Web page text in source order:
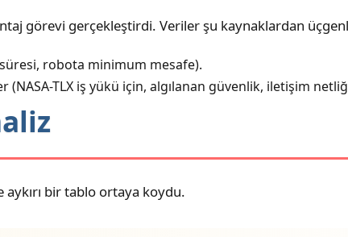
görevi gerçekleştirdi. Veriler şu kaynaklardan
robota minimum mesafe).
(NASA-TLX iş yükü için, algılanan güvenlik, iletişim
aykırı bir tablo ortaya koydu.